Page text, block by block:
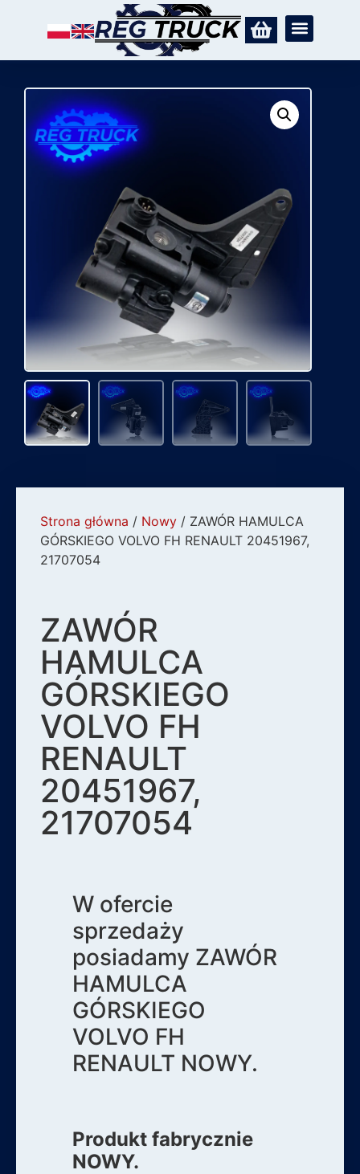
Strona główna / Nowy / ZAWÓR HAMULCA
GÓRSKIEGO VOLVO FH RENAULT 20451967,
21707054
ZAWÓR
HAMULCA
GÓRSKIEGO
VOLVO FH
RENAULT
20451967,
21707054
W ofercie
sprzedaży
posiadamy ZAWÓR
HAMULCA
GÓRSKIEGO
VOLVO FH
RENAULT NOWY.
Produkt fabrycznie
NOWY.